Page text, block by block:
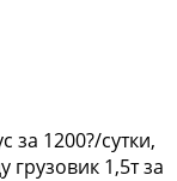
за 1200?/сутки,
грузовик 1,5т за